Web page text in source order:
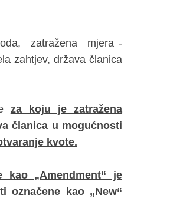
zatražena mjera -
zahtjev, država članica
za koju je zatražena
članica u mogućnosti
kvote.
kao „Amendment“ je
kao „New“